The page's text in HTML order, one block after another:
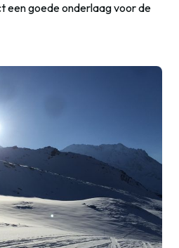
een goede onderlaag voor de